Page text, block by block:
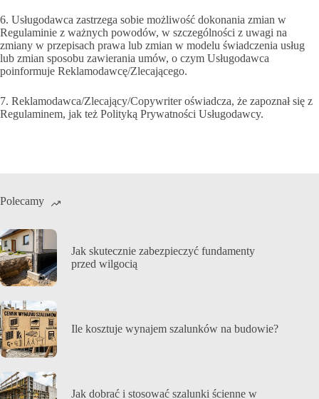
6. Usługodawca zastrzega sobie możliwość dokonania zmian w
Regulaminie z ważnych powodów, w szczególności z uwagi na
zmiany w przepisach prawa lub zmian w modelu świadczenia usług
lub zmian sposobu zawierania umów, o czym Usługodawca
poinformuje Reklamodawcę/Zlecającego.
7. Reklamodawca/Zlecający/Copywriter oświadcza, że zapoznał się z
Regulaminem, jak też Polityką Prywatności Usługodawcy.
Polecamy
Jak skutecznie zabezpieczyć fundamenty
przed wilgocią
Ile kosztuje wynajem szalunków na budowie?
Jak dobrać i stosować szalunki ścienne w